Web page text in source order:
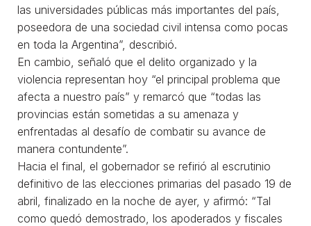
las universidades públicas más importantes del país,
poseedora de una sociedad civil intensa como pocas
en toda la Argentina”, describió.
En cambio, señaló que el delito organizado y la
violencia representan hoy “el principal problema que
afecta a nuestro país” y remarcó que “todas las
provincias están sometidas a su amenaza y
enfrentadas al desafío de combatir su avance de
manera contundente”.
Hacia el final, el gobernador se refirió al escrutinio
definitivo de las elecciones primarias del pasado 19 de
abril, finalizado en la noche de ayer, y afirmó: “Tal
como quedó demostrado, los apoderados y fiscales